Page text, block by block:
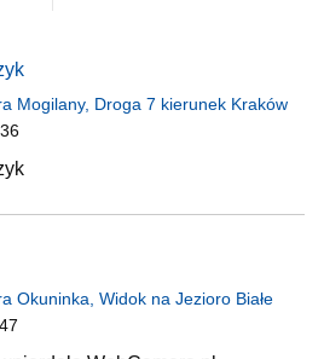
Mogilany, Droga 7 kierunek Kraków
Okuninka, Widok na Jezioro Białe